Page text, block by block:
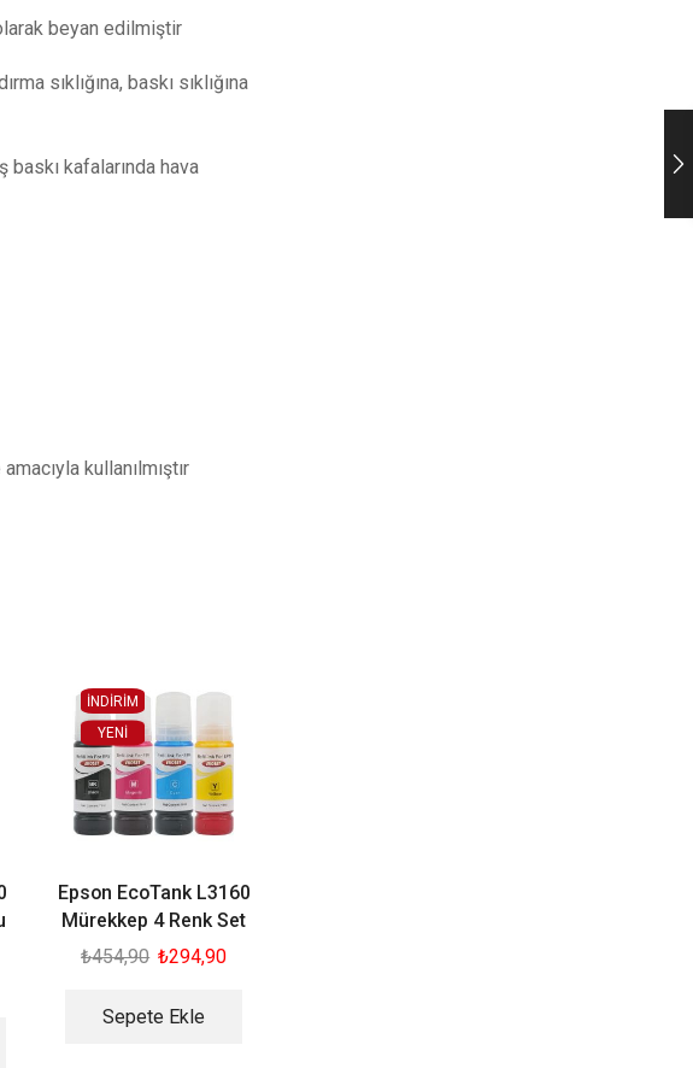
beyan edilmiştir
sıklığına, baskı sıklığına
kafalarında hava
kullanılmıştır
İNDİRİM
YENI
Epson EcoTank L3160
Mürekkep 4 Renk Set
₺454,90 ₺294,90
Sepete Ekle